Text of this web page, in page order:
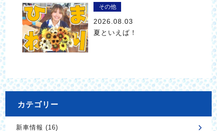
その他
2026.08.03
夏といえば！
カテゴリー
新車情報 (16)